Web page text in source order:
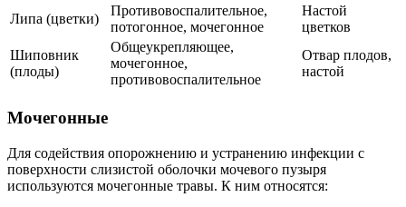
Липа (цветки)
Противовоспалительное,
потогонное, мочегонное
Настой
цветков
Шиповник
(плоды)
Общеукрепляющее,
мочегонное,
противовоспалительное
Отвар плодов,
настой
Мочегонные
Для содействия опорожнению и устранению инфекции с
поверхности слизистой оболочки мочевого пузыря
используются мочегонные травы. К ним относятся: